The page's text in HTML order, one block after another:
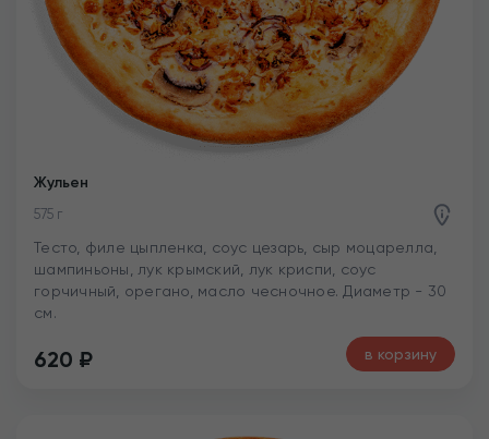
Жульен
575 г
Тесто, филе цыпленка, соус цезарь, сыр моцарелла,
шампиньоны, лук крымский, лук криспи, соус
горчичный, орегано, масло чесночное. Диаметр - 30
см.
620 ₽ в корзину